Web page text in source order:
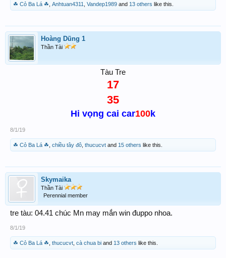
☘ Cỏ Ba Lá ☘ Anhtuan4311 Vandep1989 and 13 others like this.
Hoàng Dũng 1
Thần Tài
Tàu Tre
17
35
Hi vọng cai car100k
8/1/19
☘ Cỏ Ba Lá ☘ chiều tây đô thucucvt and 15 others like this.
Skymaika
Thần Tài
Perennial member
tre tàu: 04.41 chúc Mn may mắn win đuppo nhoa.
8/1/19
☘ Cỏ Ba Lá ☘ thucucvt cà chua bi and 13 others like this.